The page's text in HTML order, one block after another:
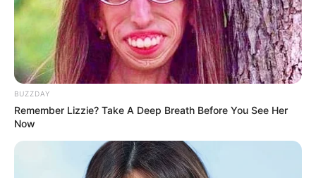
Bikin Ngakak, 10 Potret
Cosplay Murah Pakai Bahan
Seadanya
BUZZDAY
Remember Lizzie? Take A Deep Breath Before You See Her
Now